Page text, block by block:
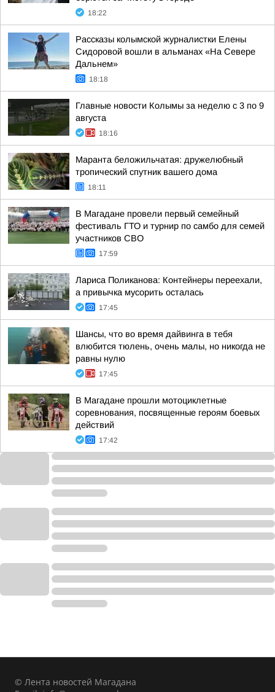
18:22
Рассказы колымской журналистки Елены
Сидоровой вошли в альманах «На Севере
Дальнем»
18:18
Главные новости Колымы за неделю с 3 по 9
августа
18:16
Маранта беложильчатая: дружелюбный
тропический спутник вашего дома
18:11
В Магадане провели первый семейный
фестиваль ГТО и турнир по самбо для семей
участников СВО
17:59
Лариса Поликанова: Контейнеры переехали,
а привычка мусорить осталась
17:45
Шансы, что во время дайвинга в тебя
влюбится тюлень, очень малы, но никогда не
равны нулю
17:45
В Магадане прошли мотоциклетные
соревнования, посвященные героям боевых
действий
17:42
© Лента новостей Магадана